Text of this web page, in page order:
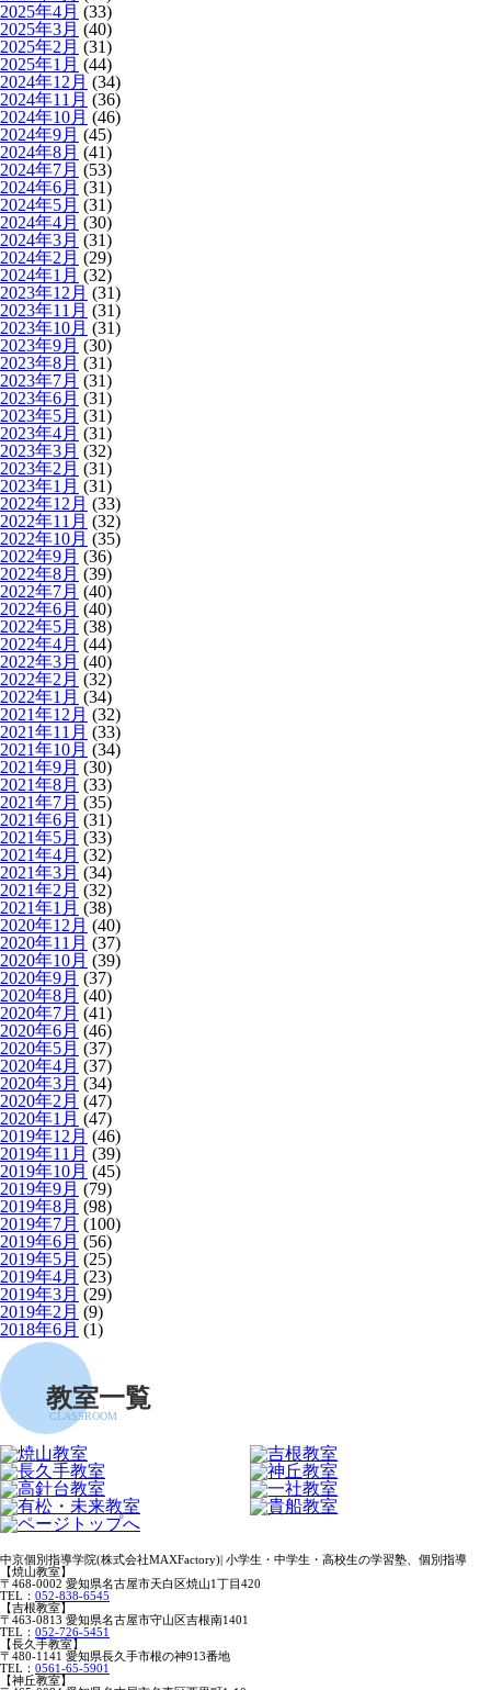
2025年4月 (33)
2025年3月 (40)
2025年2月 (31)
2025年1月 (44)
2024年12月 (34)
2024年11月 (36)
2024年10月 (46)
2024年9月 (45)
2024年8月 (41)
2024年7月 (53)
2024年6月 (31)
2024年5月 (31)
2024年4月 (30)
2024年3月 (31)
2024年2月 (29)
2024年1月 (32)
2023年12月 (31)
2023年11月 (31)
2023年10月 (31)
2023年9月 (30)
2023年8月 (31)
2023年7月 (31)
2023年6月 (31)
2023年5月 (31)
2023年4月 (31)
2023年3月 (32)
2023年2月 (31)
2023年1月 (31)
2022年12月 (33)
2022年11月 (32)
2022年10月 (35)
2022年9月 (36)
2022年8月 (39)
2022年7月 (40)
2022年6月 (40)
2022年5月 (38)
2022年4月 (44)
2022年3月 (40)
2022年2月 (32)
2022年1月 (34)
2021年12月 (32)
2021年11月 (33)
2021年10月 (34)
2021年9月 (30)
2021年8月 (33)
2021年7月 (35)
2021年6月 (31)
2021年5月 (33)
2021年4月 (32)
2021年3月 (34)
2021年2月 (32)
2021年1月 (38)
2020年12月 (40)
2020年11月 (37)
2020年10月 (39)
2020年9月 (37)
2020年8月 (40)
2020年7月 (41)
2020年6月 (46)
2020年5月 (37)
2020年4月 (37)
2020年3月 (34)
2020年2月 (47)
2020年1月 (47)
2019年12月 (46)
2019年11月 (39)
2019年10月 (45)
2019年9月 (79)
2019年8月 (98)
2019年7月 (100)
2019年6月 (56)
2019年5月 (25)
2019年4月 (23)
2019年3月 (29)
2019年2月 (9)
2018年6月 (1)
教室一覧
CLASSROOM
中京個別指導学院(株式会社MAXFactory)| 小学生・中学生・高校生の学習塾、個別指導
【焼山教室】
〒468-0002 愛知県名古屋市天白区焼山1丁目420
TEL： 052-838-6545
【吉根教室】
〒463-0813 愛知県名古屋市守山区吉根南1401
TEL： 052-726-5451
【長久手教室】
〒480-1141 愛知県長久手市根の神913番地
TEL： 0561-65-5901
【神丘教室】